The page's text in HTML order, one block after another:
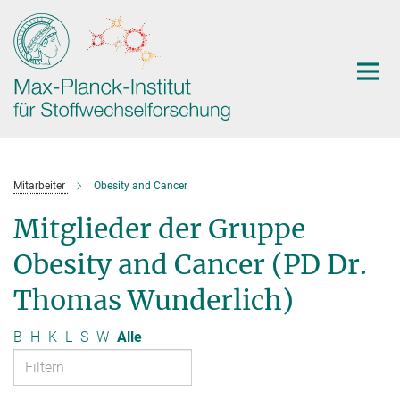
Hauptinhalt
Mitarbeiter Obesity and Cancer
Mitglieder der Gruppe
Obesity and Cancer (PD Dr.
Thomas Wunderlich)
B H K L S W Alle